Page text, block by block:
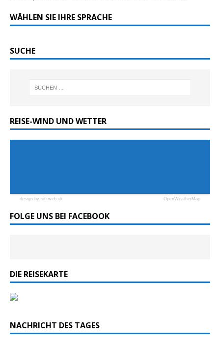
WÄHLEN SIE IHRE SPRACHE
SUCHE
REISE-WIND UND WETTER
design by siti web ok OpenWeatherMap
FOLGE UNS BEI FACEBOOK
DIE REISEKARTE
NACHRICHT DES TAGES